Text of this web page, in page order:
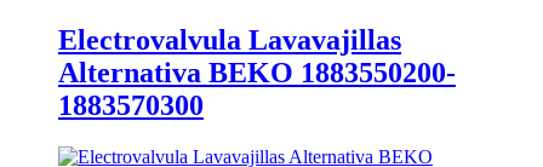
Electrovalvula Lavavajillas
Alternativa BEKO 1883550200-
1883570300